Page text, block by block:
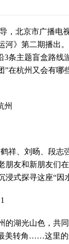
北京市广播电
》第二期播出
条主题盲盒路线
在杭州又会有哪
祥、刘旸、段
友和新朋友们
式探寻这座“因
湖光山色，共同
美转角……这里